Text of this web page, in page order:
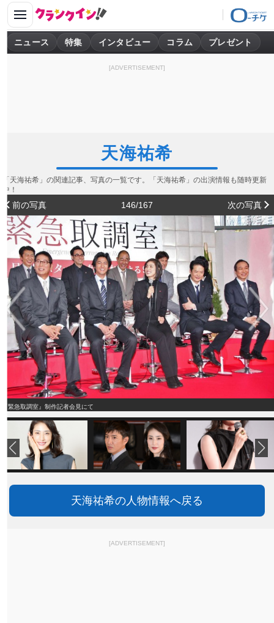
ニュース 特集 インタビュー コラム プレゼント
[ADVERTISEMENT]
天海祐希
「天海祐希」の関連記事、写真の一覧です。「天海祐希」の出演情報も随時更新
中！
前の写真 146/167 次の写真
『緊急取調室』制作記者会見にて
天海祐希の人物情報へ戻る
[ADVERTISEMENT]